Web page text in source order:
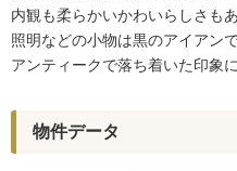
内観も柔らかいかわいらしさも
照明などの小物は黒のアイアン
アンティークで落ち着いた印象に
物件データ